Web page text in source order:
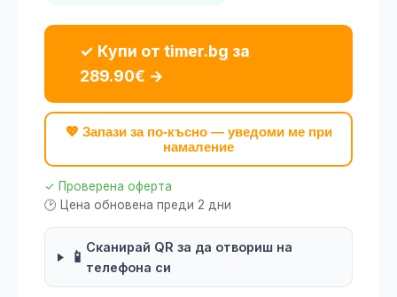
✓ Купи от timer.bg за
289.90€ →
💖 Запази за по-късно — уведоми ме при
намаление
✓ Проверена оферта
🕑 Цена обновена преди 2 дни
📱
Сканирай QR за да отвориш на
телефона си